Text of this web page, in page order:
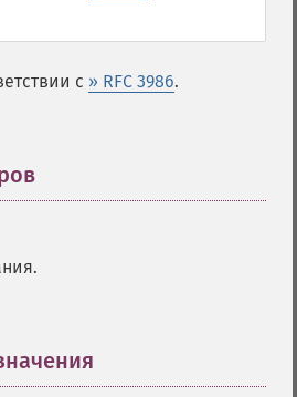
с » RFC 3986.